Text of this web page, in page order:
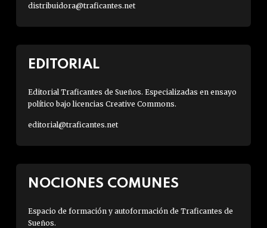
distribuidora@traficantes.net
EDITORIAL
Editorial Traficantes de Sueños. Especializadas en ensayo
político bajo licencias Creative Commons.
editorial@traficantes.net
NOCIONES COMUNES
Espacio de formación y autoformación de Traficantes de
Sueños.